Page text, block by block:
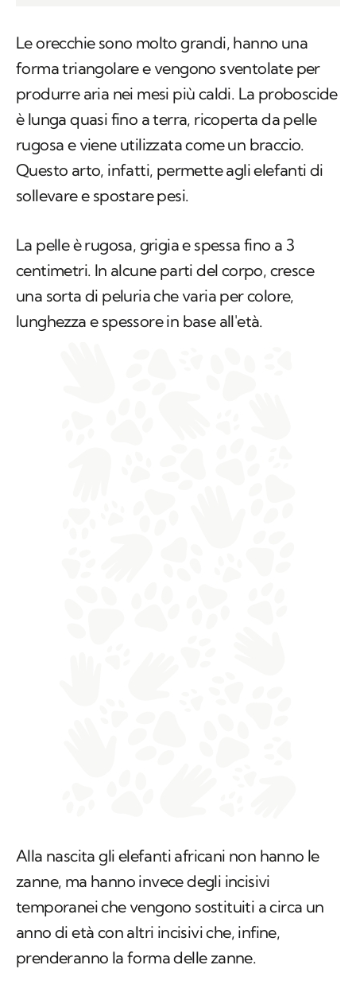
Le orecchie sono molto grandi, hanno una
forma triangolare e vengono sventolate per
produrre aria nei mesi più caldi. La proboscide
è lunga quasi fino a terra, ricoperta da pelle
rugosa e viene utilizzata come un braccio.
Questo arto, infatti, permette agli elefanti di
sollevare e spostare pesi.
La pelle è rugosa, grigia e spessa fino a 3
centimetri. In alcune parti del corpo, cresce
una sorta di peluria che varia per colore,
lunghezza e spessore in base all'età.
Alla nascita gli elefanti africani non hanno le
zanne, ma hanno invece degli incisivi
temporanei che vengono sostituiti a circa un
anno di età con altri incisivi che, infine,
prenderanno la forma delle zanne.